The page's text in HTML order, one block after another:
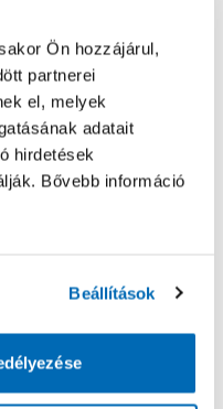
Ön hozzájárul,
partnerei
el, melyek
adatait
hirdetések
Bővebb információ
Beállítások